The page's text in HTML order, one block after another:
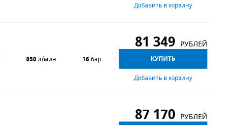
Добавить в корзину
850л/мин 16бар
81 349 РУБЛЕЙ
КУПИТЬ
Добавить в корзину
87 170 РУБЛЕЙ